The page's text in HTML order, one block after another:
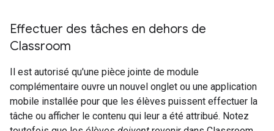
Effectuer des tâches en dehors de
Classroom
Il est autorisé qu'une pièce jointe de module
complémentaire ouvre un nouvel onglet ou une application
mobile installée pour que les élèves puissent effectuer la
tâche ou afficher le contenu qui leur a été attribué. Notez